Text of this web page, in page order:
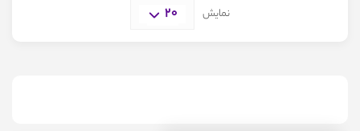
نمایش 20